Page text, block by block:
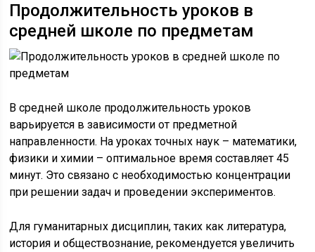
Продолжительность уроков в
средней школе по предметам
В средней школе продолжительность уроков
варьируется в зависимости от предметной
направленности. На уроках точных наук – математики,
физики и химии – оптимальное время составляет 45
минут. Это связано с необходимостью концентрации
при решении задач и проведении экспериментов.
Для гуманитарных дисциплин, таких как литература,
история и обществознание, рекомендуется увеличить